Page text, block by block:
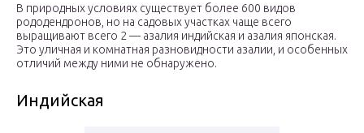
В природных условиях существует более 600 видов
рододендронов, но на садовых участках чаще всего
выращивают всего 2 — азалия индийская и азалия японская.
Это уличная и комнатная разновидности азалии, и особенных
отличий между ними не обнаружено.
Индийская